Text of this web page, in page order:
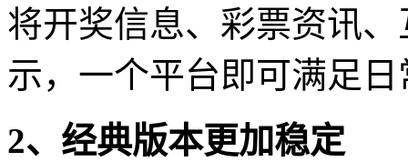
将开奖信息、彩票资讯
示，一个平台即可满足
2、经典版本更加稳定